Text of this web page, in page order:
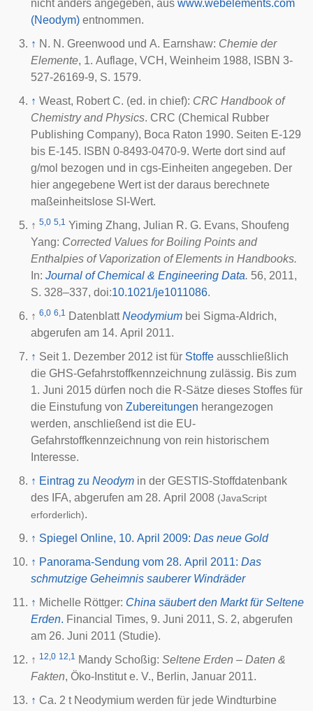
nicht anders angegeben, aus www.webelements.com
(Neodym) entnommen.
↑ N. N. Greenwood und A. Earnshaw: Chemie der
Elemente, 1. Auflage, VCH, Weinheim 1988, ISBN 3-
527-26169-9, S. 1579.
↑ Weast, Robert C. (ed. in chief): CRC Handbook of
Chemistry and Physics. CRC (Chemical Rubber
Publishing Company), Boca Raton 1990. Seiten E-129
bis E-145. ISBN 0-8493-0470-9. Werte dort sind auf
g/mol bezogen und in cgs-Einheiten angegeben. Der
hier angegebene Wert ist der daraus berechnete
maßeinheitslose SI-Wert.
↑ 5,0 5,1 Yiming Zhang, Julian R. G. Evans, Shoufeng
Yang: Corrected Values for Boiling Points and
Enthalpies of Vaporization of Elements in Handbooks.
In: Journal of Chemical & Engineering Data. 56, 2011,
S. 328–337, doi:10.1021/je1011086.
↑ 6,0 6,1 DatenblattNeodymium bei Sigma-Aldrich,
abgerufen am 14. April 2011.
↑ Seit 1. Dezember 2012 ist für Stoffe ausschließlich
die GHS-Gefahrstoffkennzeichnung zulässig. Bis zum
1. Juni 2015 dürfen noch die R-Sätze dieses Stoffes für
die Einstufung von Zubereitungen herangezogen
werden, anschließend ist die EU-
Gefahrstoffkennzeichnung von rein historischem
Interesse.
↑ Eintrag zu Neodym in der GESTIS-Stoffdatenbank
des IFA, abgerufen am 28. April 2008 (JavaScript
erforderlich).
↑ Spiegel Online, 10. April 2009: Das neue Gold
↑ Panorama-Sendung vom 28. April 2011: Das
schmutzige Geheimnis sauberer Windräder
↑ Michelle Röttger: China säubert den Markt für Seltene
Erden. Financial Times, 9. Juni 2011, S. 2, abgerufen
am 26. Juni 2011 (Studie).
↑ 12,0 12,1 Mandy Schoßig: Seltene Erden – Daten &
Fakten, Öko-Institut e. V., Berlin, Januar 2011.
↑ Ca. 2 t Neodymium werden für jede Windturbine